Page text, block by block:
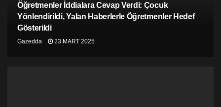
Öğretmenler İddialara Cevap Verdi: Çocuk
Yönlendirildi, Yalan Haberlerle Öğretmenler Hedef
Gösterildi
Gazedda 23 MART 2025